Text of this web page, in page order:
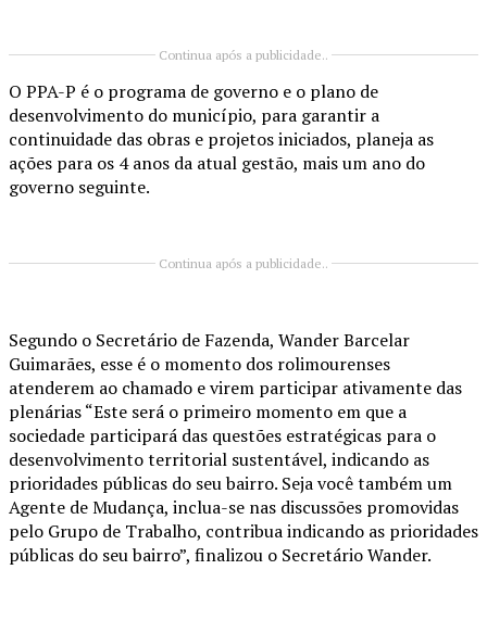
Continua após a publicidade..
O PPA-P é o programa de governo e o plano de
desenvolvimento do município, para garantir a
continuidade das obras e projetos iniciados, planeja as
ações para os 4 anos da atual gestão, mais um ano do
governo seguinte.
Continua após a publicidade..
Segundo o Secretário de Fazenda, Wander Barcelar
Guimarães, esse é o momento dos rolimourenses
atenderem ao chamado e virem participar ativamente das
plenárias “Este será o primeiro momento em que a
sociedade participará das questões estratégicas para o
desenvolvimento territorial sustentável, indicando as
prioridades públicas do seu bairro. Seja você também um
Agente de Mudança, inclua-se nas discussões promovidas
pelo Grupo de Trabalho, contribua indicando as prioridades
públicas do seu bairro”, finalizou o Secretário Wander.